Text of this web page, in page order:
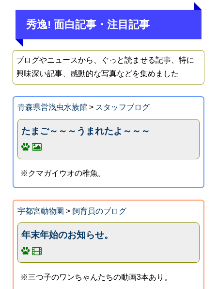
秀逸! 面白記事・注目記事
ブログやニュースから、ぐっと読ませる記事、特に
興味深い記事、感動的な写真などを集めました
青森県営浅虫水族館> スタッフブログ
たまご～～～うまれたよ～～～
※クマガイウオの稚魚。
宇都宮動物園 > 飼育員のブログ
年末年始のお知らせ。
※三つ子のワンちゃんたちの動画3本あり。